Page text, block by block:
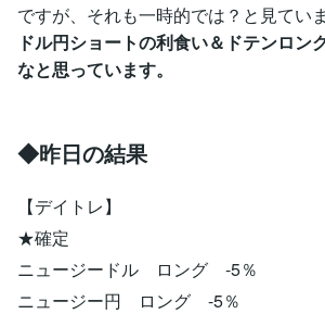
ですが、それも一時的では？と見ていま
ドル円ショートの利食い＆ドテンロン
なと思っています。
◆昨日の結果
【デイトレ】
★確定
ニュージードル ロング -5％
ニュージー円 ロング -5％